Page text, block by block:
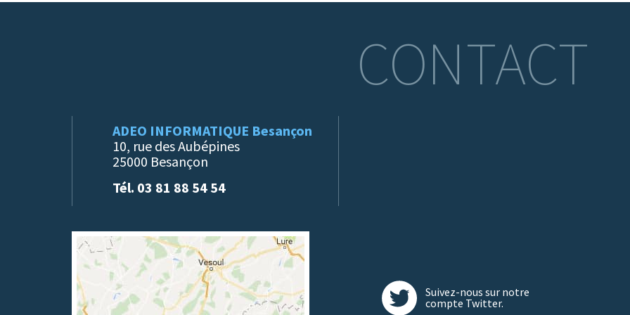
CONTACT
ADEO INFORMATIQUE Besançon
10, rue des Aubépines
25000 Besançon
Tél. 03 81 88 54 54
Suivez-nous sur notre
compte Twitter.